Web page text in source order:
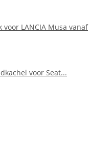
LANCIA Musa vanaf